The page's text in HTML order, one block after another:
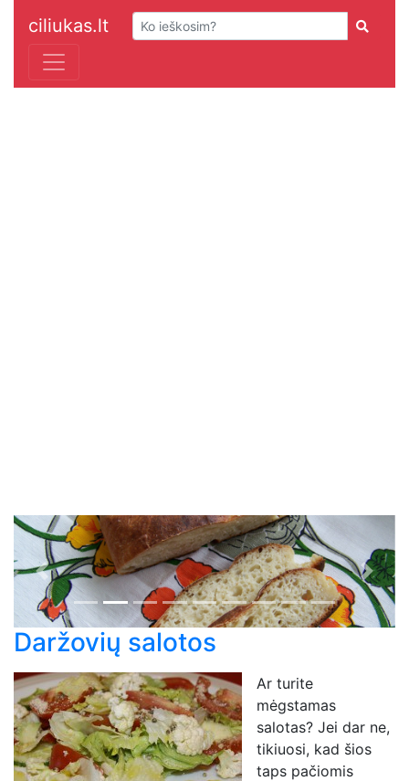
ciliukas.lt
Previous Next
Daržovių salotos
Ar turite
mėgstamas
salotas? Jei dar ne,
tikiuosi, kad šios
taps pačiomis